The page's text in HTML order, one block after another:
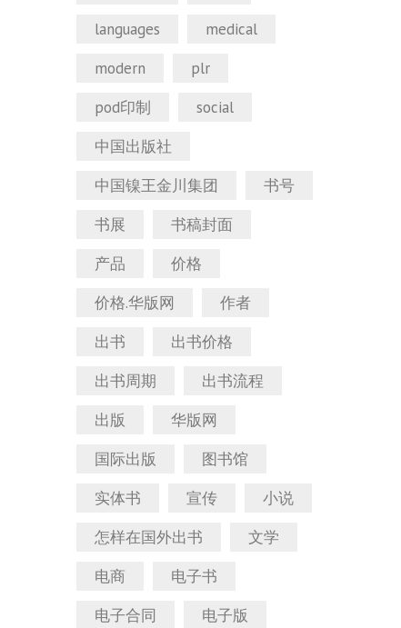
languages
medical
modern
plr
pod印制
social
中国出版社
中国镍王金川集团
书号
书展
书稿封面
产品
价格
价格.华版网
作者
出书
出书价格
出书周期
出书流程
出版
华版网
国际出版
图书馆
实体书
宣传
小说
怎样在国外出书
文学
电商
电子书
电子合同
电子版